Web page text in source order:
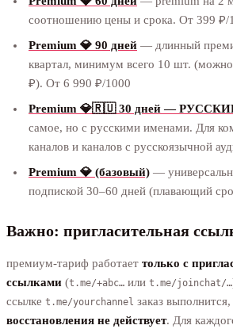
соотношению цены и срока. От 399 ₽/
Premium 💎 90 дней — длинный
квартал, минимум всего 10 шт. (можно
₽). От 6 990 ₽/1000
Premium 💎🇷🇺 30 дней —
самое, но с русскими именами. Для
каналов и каналов с русскоязычной
Premium 💎 (базовый) —
подпиской 30–60 дней (плавающий
Важно: пригласительная
премиум-тариф работает только с
ссылками (t.me/+abc… или t.me/joinchat/…
ссылке t.me/yourchannel заказ
восстановления не действует. Для